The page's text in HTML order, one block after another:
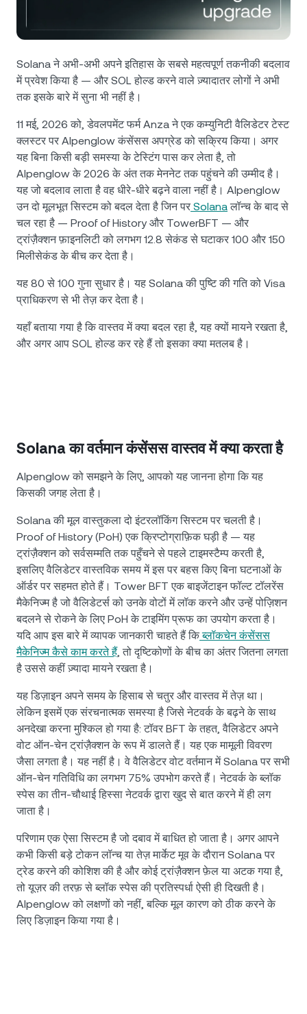
फ़्यूचर्स
Nexo Card
लॉयल्टी प्रोग्राम
Tether USDT 0.03%
USD Coin USDC 0.01%
Polkadot DOT 0.47%
XRP XRP
Solana SOL 2.46%
EURC EURC
वेल्थ एकेडमी
Solana ने अभी-अभी अपने इतिहास के सबसे महत्वपूर्ण तकनीकी बदलाव
में प्रवेश किया है — और SOL होल्ड करने वाले ज़्यादातर लोगों ने अभी
तक इसके बारे में सुना भी नहीं है।
11 मई, 2026 को, डेवलपमेंट फर्म Anza ने एक कम्युनिटी वैलिडेटर टेस्ट
क्लस्टर पर Alpenglow कंसेंसस अपग्रेड को सक्रिय किया। अगर
यह बिना किसी बड़ी समस्या के टेस्टिंग पास कर लेता है, तो
Alpenglow के 2026 के अंत तक मेननेट तक पहुंचने की उम्मीद है।
यह जो बदलाव लाता है वह धीरे-धीरे बढ़ने वाला नहीं है। Alpenglow
उन दो मूलभूत सिस्टम को बदल देता है जिन पर Solanaलॉन्च के बाद से
चल रहा है — Proof of History और TowerBFT — और
ट्रांज़ैक्शन फ़ाइनलिटी को लगभग 12.8 सेकंड से घटाकर 100 और 150
मिलीसेकंड के बीच कर देता है।
यह 80 से 100 गुना सुधार है। यह Solana की पुष्टि की गति को Visa
प्राधिकरण से भी तेज़ कर देता है।
यहाँ बताया गया है कि वास्तव में क्या बदल रहा है, यह क्यों मायने रखता है,
और अगर आप SOL होल्ड कर रहे हैं तो इसका क्या मतलब है।
Solana का वर्तमान कंसेंसस वास्तव में क्या करता है
Alpenglow को समझने के लिए, आपको यह जानना होगा कि यह
किसकी जगह लेता है।
Solana की मूल वास्तुकला दो इंटरलॉकिंग सिस्टम पर चलती है।
Proof of History (PoH) एक क्रिप्टोग्राफ़िक घड़ी है — यह
ट्रांज़ैक्शन को सर्वसम्मति तक पहुँचने से पहले टाइमस्टैम्प करती है,
इसलिए वैलिडेटर वास्तविक समय में इस पर बहस किए बिना घटनाओं के
ऑर्डर पर सहमत होते हैं। Tower BFT एक बाइजेंटाइन फॉल्ट टॉलरेंस
मैकेनिज्म है जो वैलिडेटर्स को उनके वोटों में लॉक करने और उन्हें पोज़िशन
बदलने से रोकने के लिए PoH के टाइमिंग प्रूफ का उपयोग करता है।
यदि आप इस बारे में व्यापक जानकारी चाहते हैं किब्लॉकचेन कंसेंसस
मैकेनिज्म कैसे काम करते हैं, तो दृष्टिकोणों के बीच का अंतर जितना लगता
है उससे कहीं ज़्यादा मायने रखता है।
यह डिज़ाइन अपने समय के हिसाब से चतुर और वास्तव में तेज़ था।
लेकिन इसमें एक संरचनात्मक समस्या है जिसे नेटवर्क के बढ़ने के साथ
अनदेखा करना मुश्किल हो गया है: टॉवर BFT के तहत, वैलिडेटर अपने
वोट ऑन-चेन ट्रांज़ैक्शन के रूप में डालते हैं। यह एक मामूली विवरण
जैसा लगता है। यह नहीं है। वे वैलिडेटर वोट वर्तमान में Solana पर सभी
ऑन-चेन गतिविधि का लगभग 75% उपभोग करते हैं। नेटवर्क के ब्लॉक
स्पेस का तीन-चौथाई हिस्सा नेटवर्क द्वारा खुद से बात करने में ही लग
जाता है।
परिणाम एक ऐसा सिस्टम है जो दबाव में बाधित हो जाता है। अगर आपने
कभी किसी बड़े टोकन लॉन्च या तेज़ मार्केट मूव के दौरान Solana पर
ट्रेड करने की कोशिश की है और कोई ट्रांज़ैक्शन फ़ेल या अटक गया है,
तो यूज़र की तरफ़ से ब्लॉक स्पेस की प्रतिस्पर्धा ऐसी ही दिखती है।
Alpenglow को लक्षणों को नहीं, बल्कि मूल कारण को ठीक करने के
लिए डिज़ाइन किया गया है।